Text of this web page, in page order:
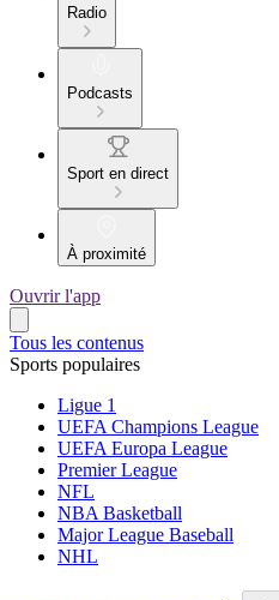
Radio
Podcasts
Sport en direct
À proximité
Ouvrir l'app
Tous les contenus
Sports populaires
Ligue 1
UEFA Champions League
UEFA Europa League
Premier League
NFL
NBA Basketball
Major League Baseball
NHL